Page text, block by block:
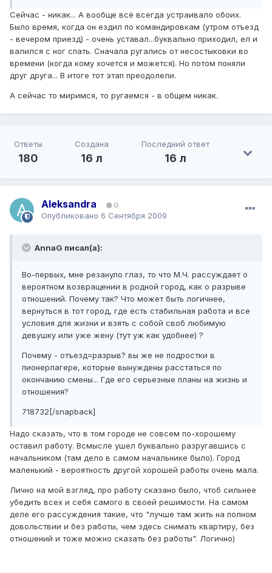
Сейчас - никак... А вообще всё всегда устраивало обоих.
Было время, когда он ездил по командировкам (утром отъезд
- вечером приезд) - очень уставал...буквально приходил, ел и
валился с ног спать. Сначала ругались от несостыковки во
времени (когда кому хочется и можется). Но потом поняли
друг друга... В итоге тот этап преодолели.
А сейчас то миримся, то ругаемся - в общем никак.
Ответы
180
Создана
16 л
Последний ответ
16 л
Aleksandra 0
Опубликовано 6 Сентября 2009
AnnaG писал(а):
Во-первых, мне резануло глаз, то что М.Ч. рассуждает о
вероятном возвращении в родной город, как о разрыве
отношений. Почему так? Что может быть логичнее,
вернуться в тот город, где есть стабильная работа и все
условия для жизни и взять с собой своб любимую
девушку или уже жену (тут уж как удобнее) ?
Почему - отъезд=разрыв? вы же не подростки в
пионерлагере, которые вынуждены расстаться по
окончанию смены... Где его серьезные планы на жизнь и
отношения?
718732[/snapback]
Надо сказать, что в том городе не совсем по-хорошему
оставил работу. Всмысле ушел буквально разругавшись с
начальником (там дело в самом начальнике было). Город
маленький - вероятность другой хорошей работы очень мала.
Лично на мой взгляд, про работу сказано было, чтоб сильнее
убедить всех и себя самого в своей решимости. На самом
деле его рассуждения такие, что "лучше там жить на полном
довольствии и без работы, чем здесь снимать квартиру, без
отношений и тоже можно сказать без работы". Логично)